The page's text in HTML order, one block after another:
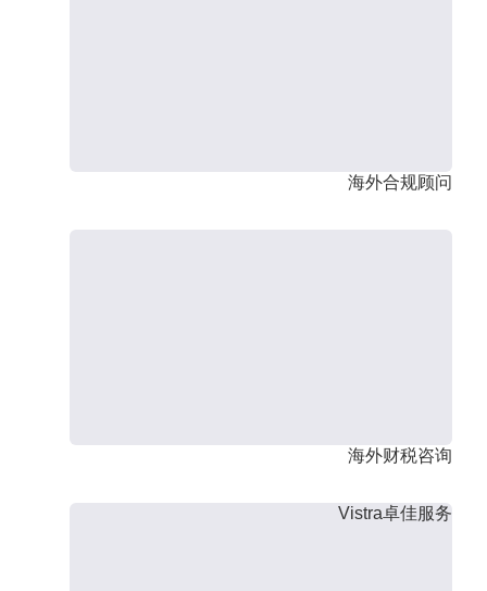
海外合规顾问
海外财税咨询
Vistra卓佳服务